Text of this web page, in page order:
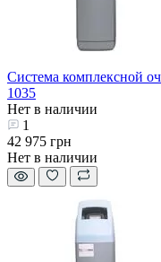
Система комплексной
1035
Нет в наличии
1
42 975 грн
Нет в наличии